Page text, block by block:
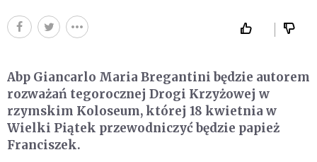
Abp Giancarlo Maria Bregantini będzie autorem
rozważań tegorocznej Drogi Krzyżowej w
rzymskim Koloseum, której 18 kwietnia w
Wielki Piątek przewodniczyć będzie papież
Franciszek.